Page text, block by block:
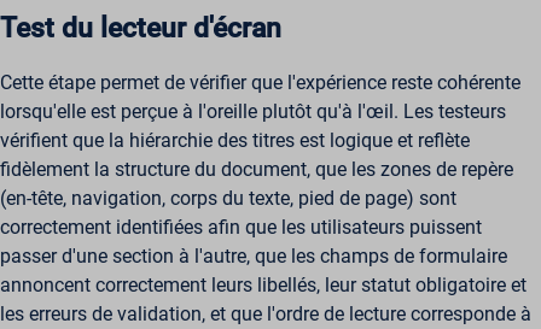
Test du lecteur d'écran
Cette étape permet de vérifier que l'expérience reste cohérente
lorsqu'elle est perçue à l'oreille plutôt qu'à l'œil. Les testeurs
vérifient que la hiérarchie des titres est logique et reflète
fidèlement la structure du document, que les zones de repère
(en-tête, navigation, corps du texte, pied de page) sont
correctement identifiées afin que les utilisateurs puissent
passer d'une section à l'autre, que les champs de formulaire
annoncent correctement leurs libellés, leur statut obligatoire et
les erreurs de validation, et que l'ordre de lecture corresponde à